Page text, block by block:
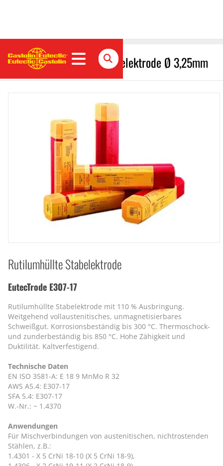
EutecTrode E307-17 - Stabelektrode Ø 3,25mm
Rutilumhüllte Stabelektrode
EutecTrode E307-17
Rutilumhüllte Stabelektrode mit 110 % Ausbringung.
Weitgehend vollaustenitisches, unmagnetisierbares
Schweißgut. Korrosionsbeständig bis 300 °C. Thermoschock-
und zunderbeständig bis 850 °C. Hohe Zähigkeit und
Duktilität. Kaltverfestigend.
Technische Daten
EN ISO 3581-A: E 18 9 MnMo R 32
AWS A5.4: E307-17
SFA 5.4: E307-17
W.-Nr.: ~ 1.4370
Anwendungen
Für Mischverbindungen von austenitischen, nichtrostenden
Stählen, z.B.:
1.4301 - X 5 CrNi 18-10 (X 5 CrNi 18-9),